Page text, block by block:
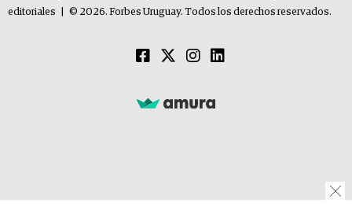
editoriales
© 2026. Forbes Uruguay. Todos los derechos reservados.